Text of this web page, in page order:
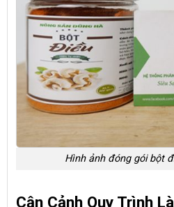
Hình ảnh đóng gói bột
Cận Cảnh Quy Trình